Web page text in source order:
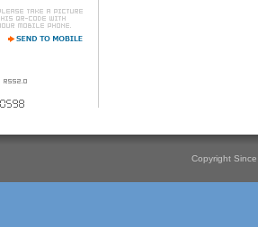
Copyright